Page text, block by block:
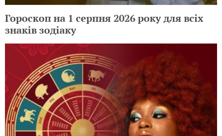
Гороскоп на 1 серпня 2026 року для всіх
знаків зодіаку